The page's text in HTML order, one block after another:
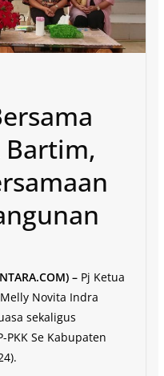
Bartim,
–Pj Ketua
Novita Indra
sekaligus
Se Kabupaten